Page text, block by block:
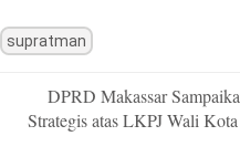
supratman
DPRD Makassar
Strategis atas LKPJ Wali